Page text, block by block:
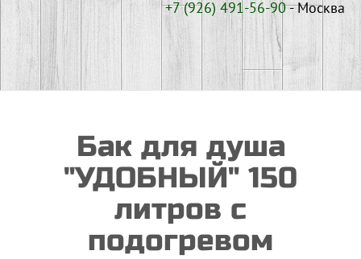
+7 (926)491-56-90- Москва
Бак для душа
"УДОБНЫЙ" 150
литров с
подогревом